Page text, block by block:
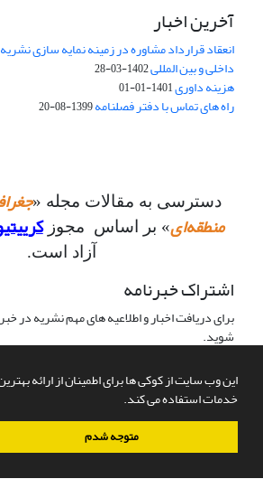
این وب سایت از کوکی ها برای اطمینان از ارائه
خدمات استفاده می کند.
متوجه شدم
آخرین اخبار
انعقاد قرارداد مشاوره در زمینه نمایه سازی
داخلی و بین المللی1402-03-28
هزینه داوری1401-01-01
راه های تماس با دفتر فصلنامه1399-08-20
دسترسی به مقالات مجله «
منطقه‌ای» بر اساس مجوز
آزاد است.
اشتراک خبرنامه
برای دریافت اخبار و اطلاعیه های مهم نشریه در
شوید.
سامانه مدیریت نشریات علمی.طراحی و پیاده